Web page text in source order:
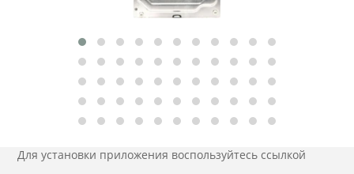
Для установки приложения воспользуйтесь ссылкой